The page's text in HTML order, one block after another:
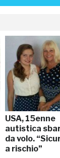
USA, 15enne
autistica
da volo.
a rischio”